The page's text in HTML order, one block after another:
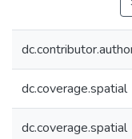
dc.coverage.spatial
dc.coverage.spatial